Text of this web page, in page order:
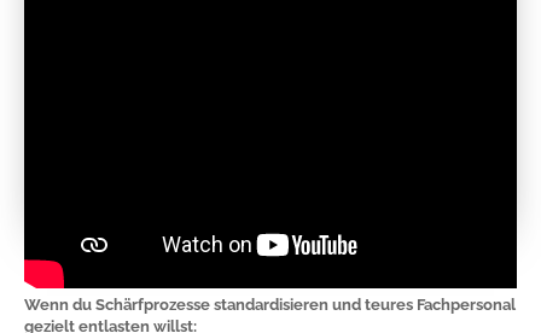
Wenn du Schärfprozesse standardisieren und teures Fachpersonal
gezielt entlasten willst: